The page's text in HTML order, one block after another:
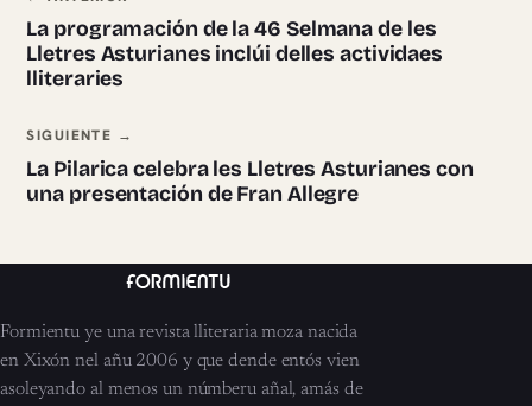
La programación de la 46 Selmana de les
Lletres Asturianes inclúi delles actividaes
lliteraries
SIGUIENTE →
La Pilarica celebra les Lletres Asturianes con
una presentación de Fran Allegre
Formientu ye una revista lliteraria moza nacida
en Xixón nel añu 2006 y que dende entós vien
asoleyando al menos un númberu añal, amás de